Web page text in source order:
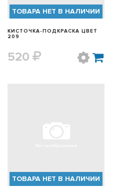
ТОВАРА НЕТ В НАЛИЧИИ
КИСТОЧКА-ПОДКРАСКА ЦВЕТ
209
520
ТОВАРА НЕТ В НАЛИЧИИ